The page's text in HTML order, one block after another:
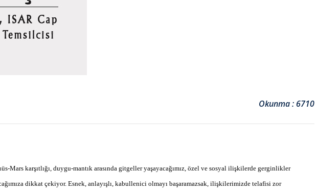
Okunma : 6710
Mars karşıtlığı, duygu-mantık arasında gitgeller yaşayacağımız, özel ve sosyal ilişkilerde gerginlikler
dikkat çekiyor. Esnek, anlayışlı, kabullenici olmayı başaramazsak, ilişkilerimizde telafisi zor